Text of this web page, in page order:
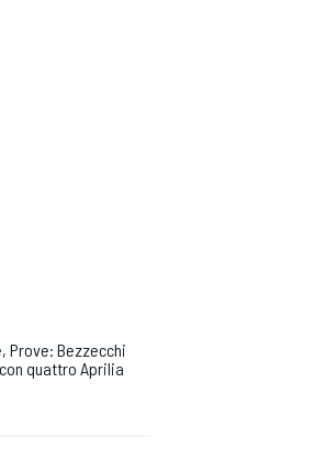
Prove: Bezzecchi
quattro Aprilia